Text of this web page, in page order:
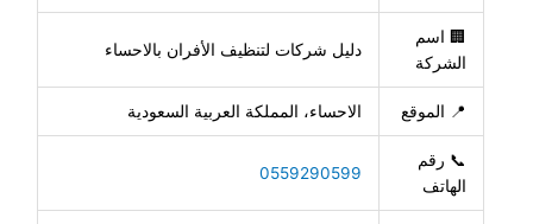
🏢 اسم
الشركة
دليل شركات لتنظيف الأفران بالاحساء
📍 الموقع الاحساء، المملكة العربية السعودية
📞 رقم
الهاتف
0559290599